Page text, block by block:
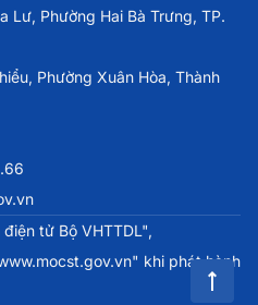
Lư, Phường Hai Bà Trưng, TP.
Phường Xuân Hòa, Thành
tử Bộ VHTTDL",
khi phát hành